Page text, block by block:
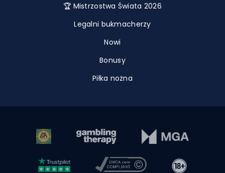
🏆 Mistrzostwa Świata 2026
Legalni bukmacherzy
Nowi
Bonusy
Piłka nożna